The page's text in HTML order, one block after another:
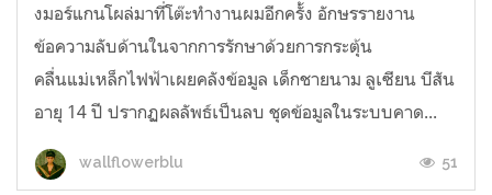
งมอร์แกนโผล่มาที่โต๊ะทำงานผมอีกครั้ง อักษรรายงาน
ข้อความลับด้านในจากการรักษาด้วยการกระตุ้น
คลื่นแม่เหล็กไฟฟ้าเผยคลังข้อมูล เด็กชายนาม ลูเซียน บีสัน
อายุ 14 ปี ปรากฏผลลัพธ์เป็นลบ ชุดข้อมูลในระบบคาด...
wallflowerblu 51